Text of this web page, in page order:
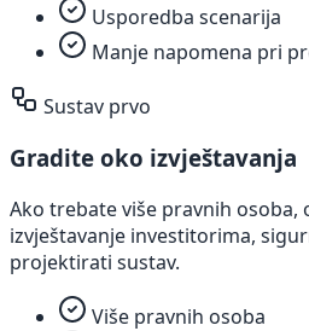
Usporedba scenarija
Manje napomena pri
Sustav prvo
Gradite oko izvještavanja
Ako trebate više pravnih osoba,
izvještavanje investitorima,
projektirati sustav.
Više pravnih osoba